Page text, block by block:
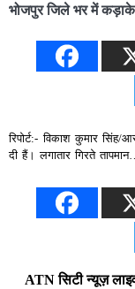
भोजपुर जिले भर में
रिपोर्ट:- विकाश कुमार
दी हैं। लगातार गिरते
ATN सिटी न्यूज़